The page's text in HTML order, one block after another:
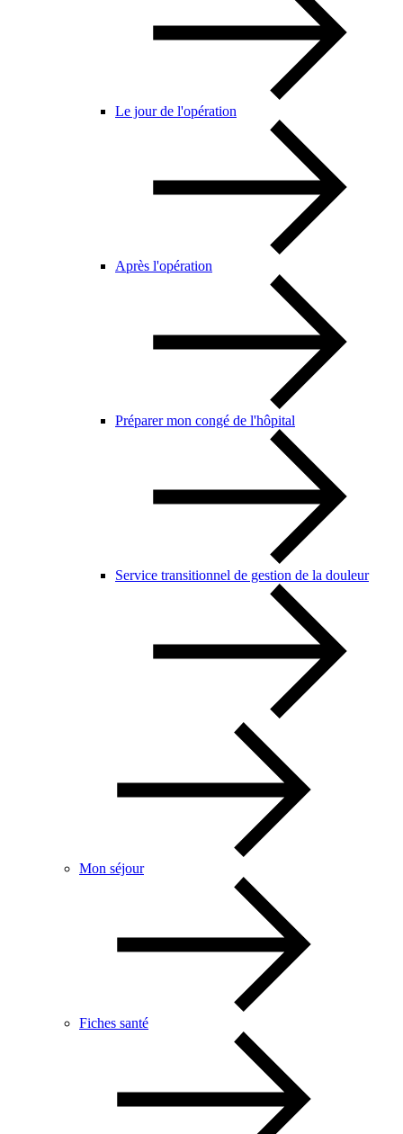
Le jour de l'opération
Après l'opération
Préparer mon congé de l'hôpital
Service transitionnel de gestion de la douleur
Mon séjour
Fiches santé